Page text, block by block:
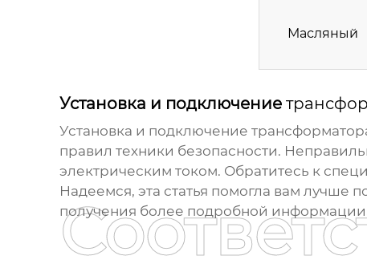
Масляный
Установка и подключение
Установка и подключение
правил техники безопасности.
электрическим током. Обратитесь к
Надеемся, эта статья помогла вам лучше
получения более подробной